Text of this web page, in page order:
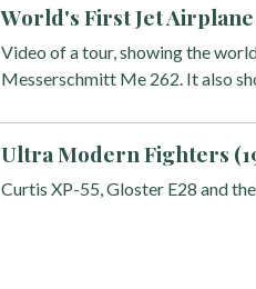
World's First Jet Airplane
Video of a tour, showing the
Messerschmitt Me 262. It also
Ultra Modern Fighters
Curtis XP-55, Gloster E28 and